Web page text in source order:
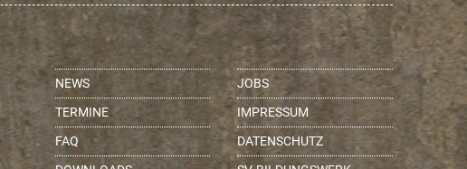
NEWS
TERMINE
FAQ
JOBS
IMPRESSUM
DATENSCHUTZ